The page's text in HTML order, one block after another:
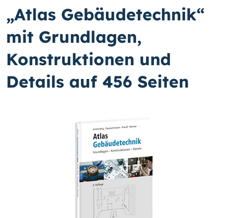
„Atlas Gebäudetechnik“
mit Grundlagen,
Konstruktionen und
Details auf 456 Seiten